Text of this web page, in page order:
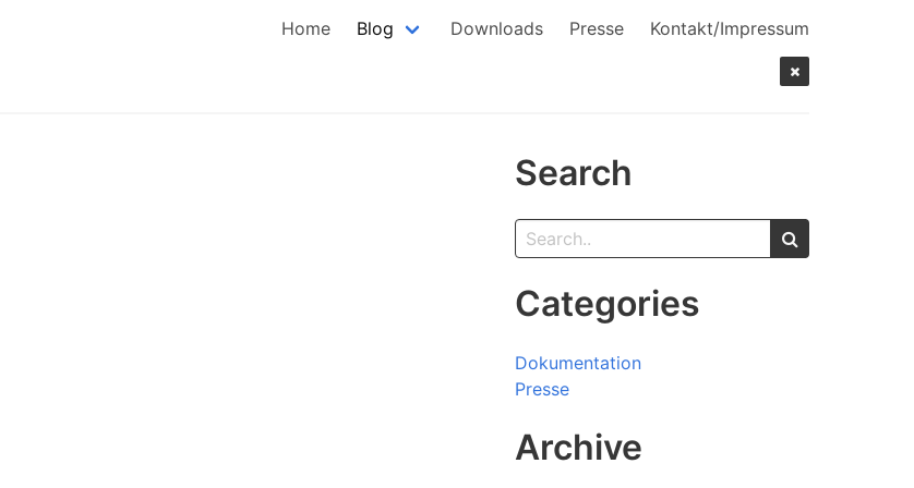
Home Blog Downloads Presse Kontakt/Impressum
Search
Categories
Dokumentation
Presse
Archive